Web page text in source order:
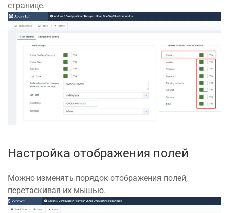
странице.
Настройка отображения полей
Можно изменять порядок отображения полей,
перетаскивая их мышью.